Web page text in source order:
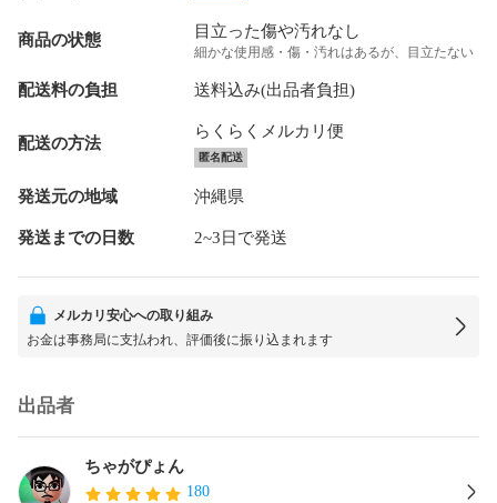
商品の状態 目立った傷や汚れなし
細かな使用感・傷・汚れはあるが、目立たない
配送料の負担 送料込み(出品者負担)
配送の方法
らくらくメルカリ便
匿名配送
発送元の地域 沖縄県
発送までの日数 2~3日で発送
メルカリ安心への取り組み
お金は事務局に支払われ、評価後に振り込まれます
出品者
ちゃがぴょん
180